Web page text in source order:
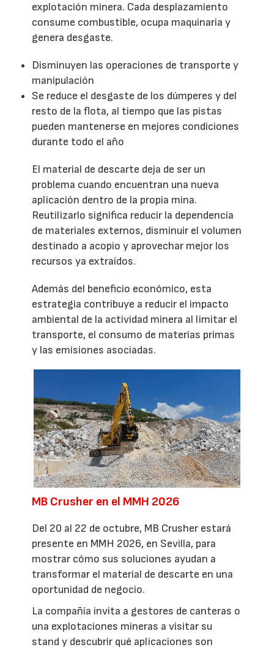
explotación minera. Cada desplazamiento
consume combustible, ocupa maquinaria y
genera desgaste.
Disminuyen las operaciones de transporte y
manipulación
Se reduce el desgaste de los dúmperes y del
resto de la flota, al tiempo que las pistas
pueden mantenerse en mejores condiciones
durante todo el año
El material de descarte deja de ser un
problema cuando encuentran una nueva
aplicación dentro de la propia mina.
Reutilizarlo significa reducir la dependencia
de materiales externos, disminuir el volumen
destinado a acopio y aprovechar mejor los
recursos ya extraídos.
Además del beneficio económico, esta
estrategia contribuye a reducir el impacto
ambiental de la actividad minera al limitar el
transporte, el consumo de materias primas
y las emisiones asociadas.
MB Crusher en el MMH 2026
Del 20 al 22 de octubre, MB Crusher estará
presente en MMH 2026, en Sevilla, para
mostrar cómo sus soluciones ayudan a
transformar el material de descarte en una
oportunidad de negocio.
La compañía invita a gestores de canteras o
una explotaciones mineras a visitar su
stand y descubrir qué aplicaciones son